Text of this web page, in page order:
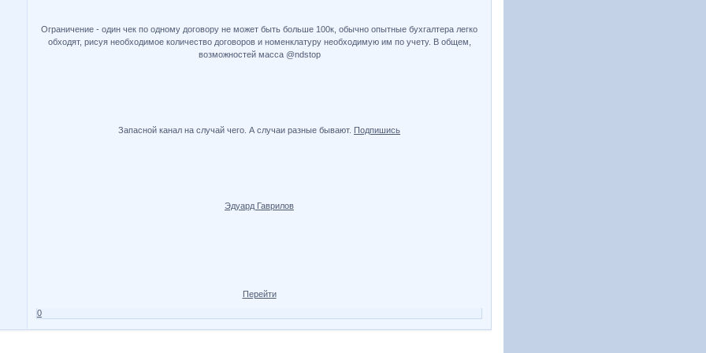
Ограничение - один чек по одному договору не может быть больше 100к, обычно опытные бухгалтера легко
обходят, рисуя необходимое количество договоров и номенклатуру необходимую им по учету. В общем,
возможностей масса @ndstop
Запасной канал на случай чего. А случаи разные бывают. Подпишись
Эдуард Гаврилов
Перейти
0